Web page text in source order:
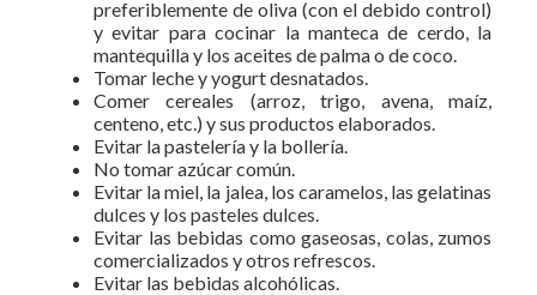
preferiblemente de oliva (con el debido control)
y evitar para cocinar la manteca de cerdo, la
mantequilla y los aceites de palma o de coco.
Tomar leche y yogurt desnatados.
Comer cereales (arroz, trigo, avena, maíz,
centeno, etc.) y sus productos elaborados.
Evitar la pastelería y la bollería.
No tomar azúcar común.
Evitar la miel, la jalea, los caramelos, las gelatinas
dulces y los pasteles dulces.
Evitar las bebidas como gaseosas, colas, zumos
comercializados y otros refrescos.
Evitar las bebidas alcohólicas.